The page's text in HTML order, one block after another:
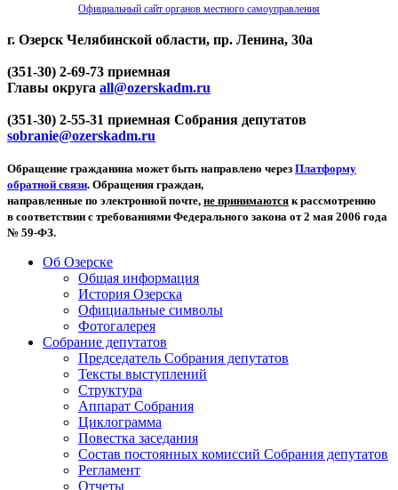
Официальный сайт органов местного самоуправления
г. Озерск Челябинской области, пр. Ленина, 30а
(351-30) 2-69-73 приемная
Главы округа all@ozerskadm.ru
(351-30) 2-55-31 приемная Собрания депутатов
sobranie@ozerskadm.ru
Обращение гражданина может быть направлено через Платформу
обратной связи. Обращения граждан,
направленные по электронной почте, не принимаются к рассмотрению
в соответствии с требованиями Федерального закона от 2 мая 2006 года
№ 59-ФЗ.
Об Озерске
Общая информация
История Озерска
Официальные символы
Фотогалерея
Собрание депутатов
Председатель Собрания депутатов
Тексты выступлений
Структура
Аппарат Собрания
Циклограмма
Повестка заседания
Состав постоянных комиссий Собрания депутатов
Регламент
Отчеты